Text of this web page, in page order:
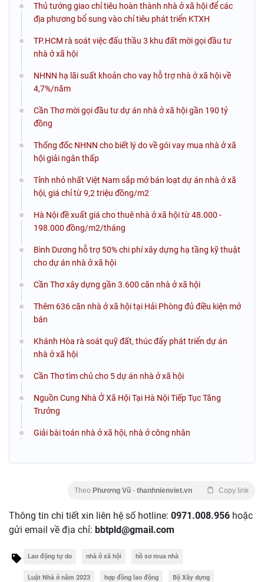
Thủ tướng giao chỉ tiêu hoàn thành nhà ở xã hội để các
địa phương bổ sung vào chỉ tiêu phát triển KTXH
TP.HCM rà soát việc đấu thầu 3 khu đất mời gọi đầu tư
nhà ở xã hội
NHNN hạ lãi suất khoản cho vay hỗ trợ nhà ở xã hội về
4,7%/năm
Cần Thơ mời gọi đầu tư dự án nhà ở xã hội gần 190 tỷ
đồng
Thống đốc NHNN cho biết lý do về gói vay mua nhà ở xã
hội giải ngân thấp
Tỉnh nhỏ nhất Việt Nam sắp mở bán loạt dự án nhà ở xã
hội, giá chỉ từ 9,2 triệu đồng/m2
Hà Nội đề xuất giá cho thuê nhà ở xã hội từ 48.000 -
198.000 đồng/m2/tháng
Bình Dương hỗ trợ 50% chi phí xây dựng hạ tầng kỹ thuật
cho dự án nhà ở xã hội
Cần Thơ xây dựng gần 3.600 căn nhà ở xã hội
Thêm 636 căn nhà ở xã hội tại Hải Phòng đủ điều kiện mở
bán
Khánh Hòa rà soát quỹ đất, thúc đẩy phát triển dự án
nhà ở xã hội
Cần Thơ tìm chủ cho 5 dự án nhà ở xã hội
Nguồn Cung Nhà Ở Xã Hội Tại Hà Nội Tiếp Tục Tăng
Trưởng
Giải bài toán nhà ở xã hội, nhà ở công nhân
Theo Phương Vũ - thanhnienviet.vn Copy link
Thông tin chi tiết xin liên hệ số hotline: 0971.008.956 hoặc
gửi email về địa chỉ: bbtpld@gmail.com
Lao động tự do nhà ở xã hội hồ sơ mua nhà
Luật Nhà ở năm 2023 hợp đồng lao động Bộ Xây dựng